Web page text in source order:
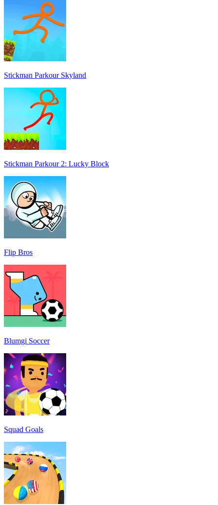
Stickman Parkour Skyland
Stickman Parkour 2: Lucky Block
Flip Bros
Blumgi Soccer
Squad Goals